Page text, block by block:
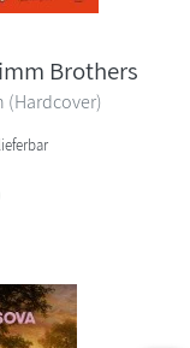
Brothers
(Hardcover)